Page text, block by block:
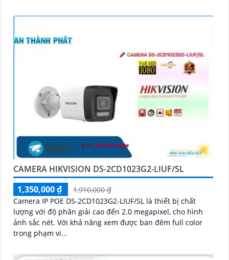
CAMERA HIKVISION DS-2CD1023G2-LIUF/SL
1,350,000 ₫
1,910,000 ₫
Camera IP POE DS-2CD1023G2-LIUF/SL là thiết bị chất
lượng với độ phân giải cao đến 2.0 megapixel, cho hình
ảnh sắc nét. Với khả năng xem được ban đêm full color
trong phạm vi...